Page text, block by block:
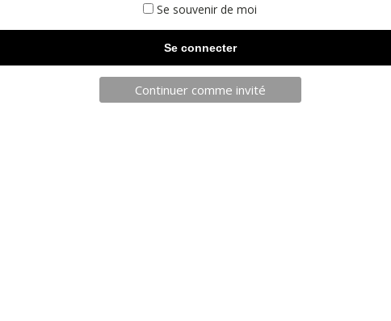
Se souvenir de moi
Continuer comme invité